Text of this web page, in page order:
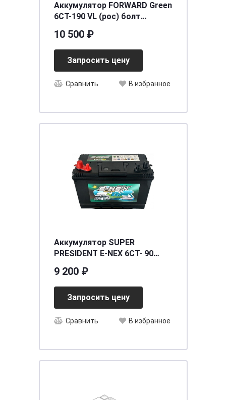
Аккумулятор FORWARD Green
6СТ-190 VL (рос) болт
[B]
10 500 ₽
Запросить цену
Сравнить В избранное
Аккумулятор SUPER
PRESIDENT E-NEX 6СТ- 90
разряда) [д302ш172в230/600]
[27]
9 200 ₽
Запросить цену
Сравнить В избранное